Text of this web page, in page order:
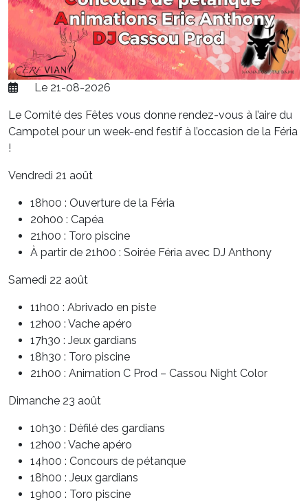
Le 21-08-2026
Le Comité des Fêtes vous donne rendez-vous à l’aire du
Campotel pour un week-end festif à l’occasion de la Féria
!
Vendredi 21 août
18h00 : Ouverture de la Féria
20h00 : Capéa
21h00 : Toro piscine
À partir de 21h00 : Soirée Féria avec DJ Anthony
Samedi 22 août
11h00 : Abrivado en piste
12h00 : Vache apéro
17h30 : Jeux gardians
18h30 : Toro piscine
21h00 : Animation C Prod – Cassou Night Color
Dimanche 23 août
10h30 : Défilé des gardians
12h00 : Vache apéro
14h00 : Concours de pétanque
18h00 : Jeux gardians
19h00 : Toro piscine